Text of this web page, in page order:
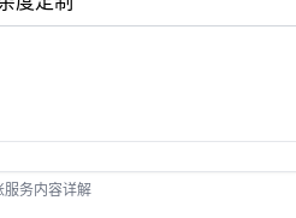
服务内容详解